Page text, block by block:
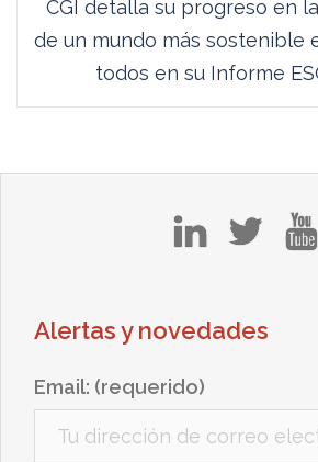
CGI detalla su progreso en
de un mundo más sostenible
todos en su Informe
Alertas y novedades
Email: (requerido)